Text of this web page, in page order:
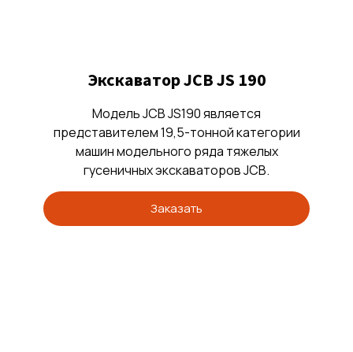
Экскаватор JCB JS 190
Модель JCB JS190 является
представителем 19,5-тонной категории
машин модельного ряда тяжелых
гусеничных экскаваторов JCB.
Заказать